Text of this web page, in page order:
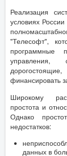
Реализация
условиях
"Телесофт",
программные
финансировать
Широкому
простота и
Однако
недостатков:
данных в